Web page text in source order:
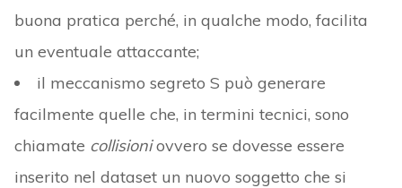
buona pratica perché, in qualche modo, facilita
un eventuale attaccante;
il meccanismo segreto S può generare
facilmente quelle che, in termini tecnici, sono
chiamate collisioniovvero se dovesse essere
inserito nel dataset un nuovo soggetto che si